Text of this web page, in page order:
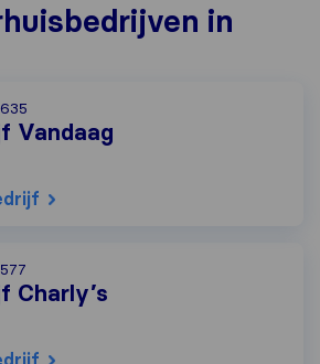
in
635
Vandaag
577
Charly’s